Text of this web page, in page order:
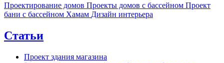
Проектирование домов Проекты домов с бассейном Проект
бани с бассейном Хамам Дизайн интерьера
Статьи
Проект здания магазина